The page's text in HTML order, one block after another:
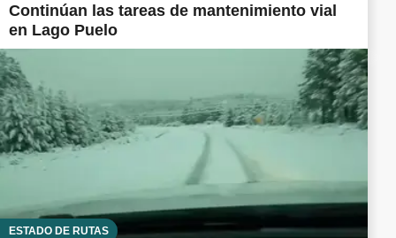
Continúan las tareas de mantenimiento vial
en Lago Puelo
ESTADO DE RUTAS